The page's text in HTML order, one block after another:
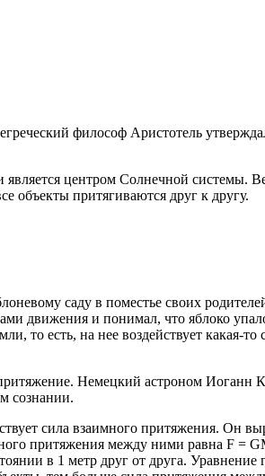
философ Аристотель
центром Солнечной системы.
объекты притягиваются друг к другу.
саду в поместье своих
движения и понимал, что яблоко
то есть, на нее воздействует какая-то
Немецкий астроном Иоганн
сознании.
сила взаимного притяжения. Он
притяжения между ними равна F =
в 1 метр друг от друга. Уравнение